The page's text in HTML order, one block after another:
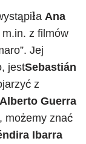
Ana
z filmów
Jej
jestSebastián
z
Guerra
możemy znać
Ibarra